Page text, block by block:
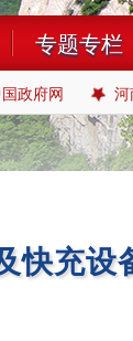
专题专栏
政府网
快充设